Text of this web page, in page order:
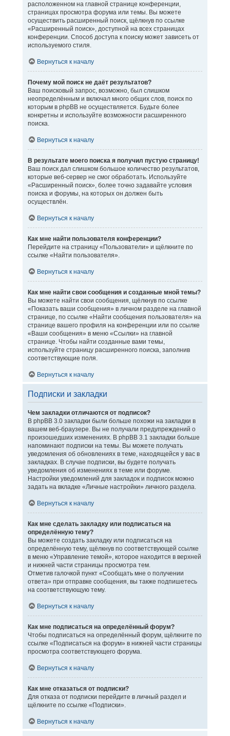
расположенном на главной странице конференции,
страницах просмотра форума или темы. Вы можете
осуществить расширенный поиск, щёлкнув по ссылке
«Расширенный поиск», доступной на всех страницах
конференции. Способ доступа к поиску может зависеть от
используемого стиля.
Вернуться к началу
Почему мой поиск не даёт результатов?
Ваш поисковый запрос, возможно, был слишком
неопределённым и включал много общих слов, поиск по
которым в phpBB не осуществляется. Будьте более
конкретны и используйте возможности расширенного
поиска.
Вернуться к началу
В результате моего поиска я получил пустую страницу!
Ваш поиск дал слишком большое количество результатов,
которые веб-сервер не смог обработать. Используйте
«Расширенный поиск», более точно задавайте условия
поиска и форумы, на которых он должен быть
осуществлён.
Вернуться к началу
Как мне найти пользователя конференции?
Перейдите на страницу «Пользователи» и щёлкните по
ссылке «Найти пользователя».
Вернуться к началу
Как мне найти свои сообщения и созданные мной темы?
Вы можете найти свои сообщения, щёлкнув по ссылке
«Показать ваши сообщения» в личном разделе на главной
странице, по ссылке «Найти сообщения пользователя» на
странице вашего профиля на конференции или по ссылке
«Ваши сообщения» в меню «Ссылки» на главной
странице. Чтобы найти созданные вами темы,
используйте страницу расширенного поиска, заполнив
соответствующие поля.
Вернуться к началу
Подписки и закладки
Чем закладки отличаются от подписок?
В phpBB 3.0 закладки были больше похожи на закладки в
вашем веб-браузере. Вы не получали предупреждений о
произошедших изменениях. В phpBB 3.1 закладки больше
напоминают подписки на темы. Вы можете получать
уведомления об обновлениях в теме, находящейся у вас в
закладках. В случае подписки, вы будете получать
уведомления об изменениях в теме или форуме.
Настройки уведомлений для закладок и подписок можно
задать на вкладке «Личные настройки» личного раздела.
Вернуться к началу
Как мне сделать закладку или подписаться на
определённую тему?
Вы можете создать закладку или подписаться на
определённую тему, щёлкнув по соответствующей ссылке
в меню «Управление темой», которое находится в верхней
и нижней части страницы просмотра тем.
Отметив галочкой пункт «Сообщать мне о получении
ответа» при отправке сообщения, вы также подпишетесь
на соответствующую тему.
Вернуться к началу
Как мне подписаться на определённый форум?
Чтобы подписаться на определённый форум, щёлкните по
ссылке «Подписаться на форум» в нижней части страницы
просмотра соответствующего форума.
Вернуться к началу
Как мне отказаться от подписки?
Для отказа от подписки перейдите в личный раздел и
щёлкните по ссылке «Подписки».
Вернуться к началу